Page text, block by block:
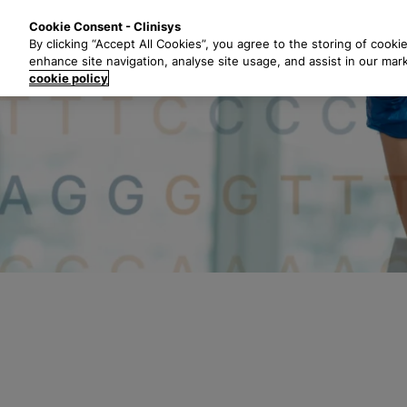
a
n
l
Cookie Consent - Clinisys
By clicking “Accept All Cookies”, you agree to the storing of
enhance site navigation, analyse site usage, and assist in our
cookie policy